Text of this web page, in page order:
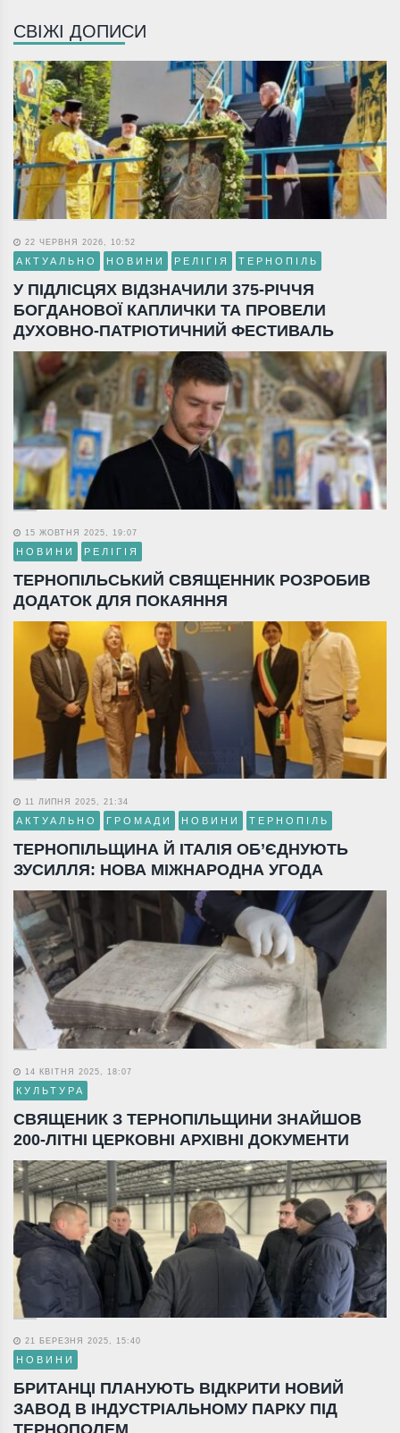
СВІЖІ ДОПИСИ
22 ЧЕРВНЯ 2026, 10:52
АКТУАЛЬНО НОВИНИ РЕЛІГІЯ ТЕРНОПІЛЬ
У ПІДЛІСЦЯХ ВІДЗНАЧИЛИ 375-РІЧЧЯ
БОГДАНОВОЇ КАПЛИЧКИ ТА ПРОВЕЛИ
ДУХОВНО-ПАТРІОТИЧНИЙ ФЕСТИВАЛЬ
15 ЖОВТНЯ 2025, 19:07
НОВИНИ РЕЛІГІЯ
ТЕРНОПІЛЬСЬКИЙ СВЯЩЕННИК РОЗРОБИВ
ДОДАТОК ДЛЯ ПОКАЯННЯ
11 ЛИПНЯ 2025, 21:34
АКТУАЛЬНО ГРОМАДИ НОВИНИ ТЕРНОПІЛЬ
ТЕРНОПІЛЬЩИНА Й ІТАЛІЯ ОБ’ЄДНУЮТЬ
ЗУСИЛЛЯ: НОВА МІЖНАРОДНА УГОДА
14 КВІТНЯ 2025, 18:07
КУЛЬТУРА
СВЯЩЕНИК З ТЕРНОПІЛЬЩИНИ ЗНАЙШОВ
200-ЛІТНІ ЦЕРКОВНІ АРХІВНІ ДОКУМЕНТИ
21 БЕРЕЗНЯ 2025, 15:40
НОВИНИ
БРИТАНЦІ ПЛАНУЮТЬ ВІДКРИТИ НОВИЙ
ЗАВОД В ІНДУСТРІАЛЬНОМУ ПАРКУ ПІД